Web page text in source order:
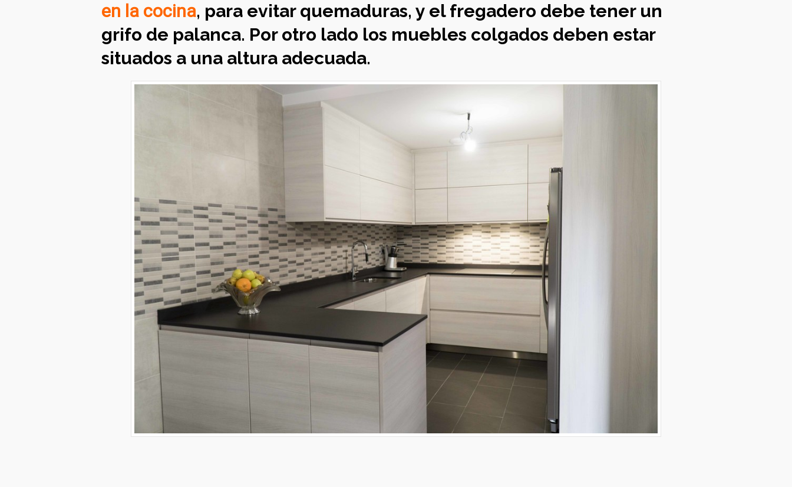
en la cocina, para evitar quemaduras, y el fregadero debe tener un
grifo de palanca. Por otro lado los muebles colgados deben estar
situados a una altura adecuada.